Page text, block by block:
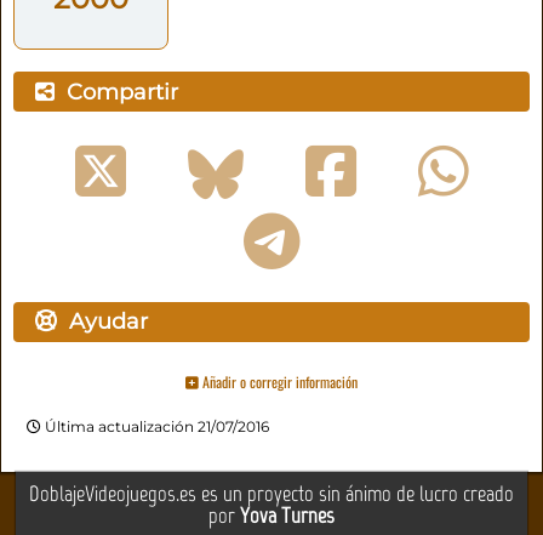
Compartir
Ayudar
Añadir o corregir información
Última actualización 21/07/2016
DoblajeVideojuegos.es es un proyecto sin ánimo de lucro creado
porYova Turnes